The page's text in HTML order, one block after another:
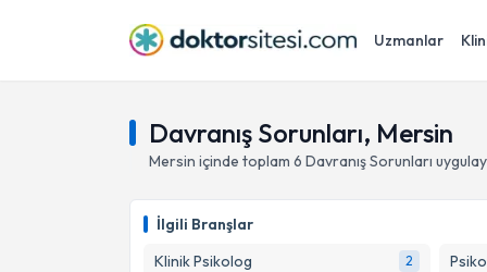
Uzmanlar
Davranış Sorunları, Mersin
Mersin içinde toplam 6 Davranış Sorunları
İlgili Branşlar
Klinik Psikolog
2